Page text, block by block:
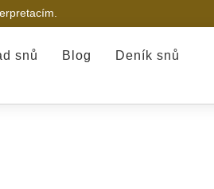
snů Blog Deník snů